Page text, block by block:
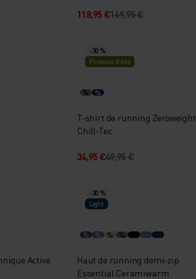
118,95 €169,95 €
-30 %
Promos d’été
% %
T-shirt de running Zeroweight
Chill-Tec
34,95 €49,95 €
Active
-30 %
Light
% % % %
Haut de running demi-zip
Essential Ceramiwarm